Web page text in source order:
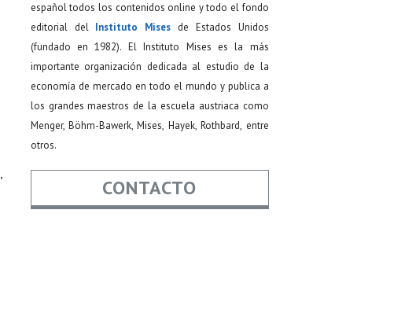
español todos los contenidos online y todo el fondo
editorial del Instituto Mises de Estados Unidos
(fundado en 1982). El Instituto Mises es la más
importante organización dedicada al estudio de la
economía de mercado en todo el mundo y publica a
los grandes maestros de la escuela austriaca como
Menger, Böhm-Bawerk, Mises, Hayek, Rothbard, entre
otros.
CONTACTO